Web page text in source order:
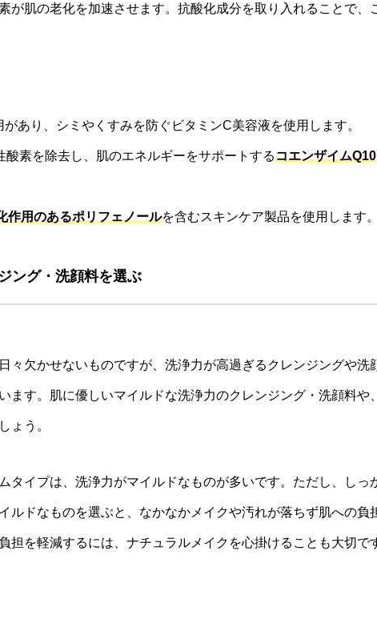
が肌の老化を加速させます。抗酸化成分を取り入れることで、
があり、シミやくすみを防ぐビタミンC美容液を使用します。
酸素を除去し、肌のエネルギーをサポートする コエンザイムQ10
作用のあるポリフェノールを含むスキンケア製品を使用します。
ング・洗顔料を選ぶ
々欠かせないものですが、洗浄力が高過ぎるクレンジングや洗
ます。肌に優しいマイルドな洗浄力のクレンジング・洗顔料や
ょう。
タイプは、洗浄力がマイルドなものが多いです。ただし、しっ
ルドなものを選ぶと、なかなかメイクや汚れが落ちず肌への負
担を軽減するには、ナチュラルメイクを心掛けることも大切で